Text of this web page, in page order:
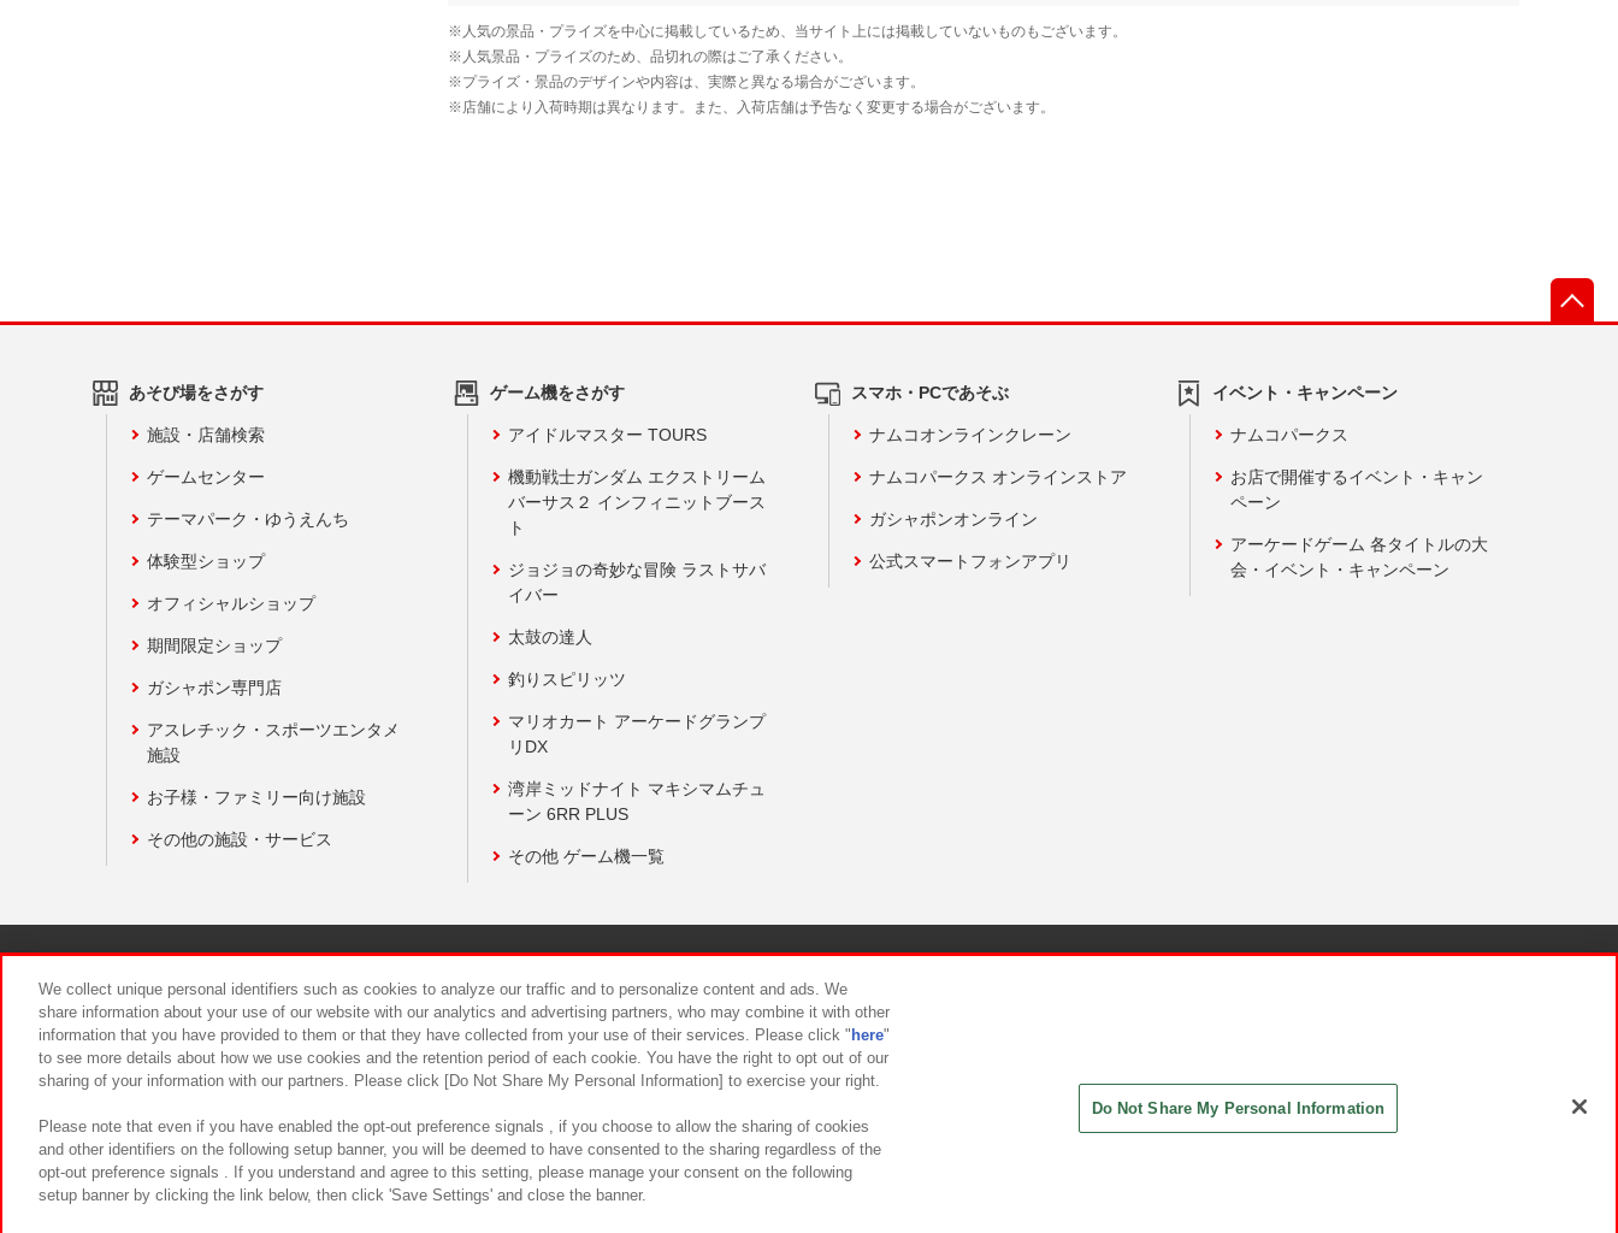
あそび場をさがす
施設・店舗検索
ゲームセンター
テーマパーク・ゆうえんち
体験型ショップ
オフィシャルショップ
期間限定ショップ
ガシャポン専門店
アスレチック・スポーツエンタメ
施設
お子様・ファミリー向け施設
その他の施設・サービス
ゲーム機をさがす
アイドルマスター TOURS
機動戦士ガンダム エクストリーム
バーサス２ インフィニットブース
ト
ジョジョの奇妙な冒険 ラストサバ
イバー
太鼓の達人
釣りスピリッツ
マリオカート アーケードグランプ
リDX
湾岸ミッドナイト マキシマムチュ
ーン 6RR PLUS
その他 ゲーム機一覧
スマホ・PCであそぶ
ナムコオンラインクレーン
ナムコパークス オンラインストア
ガシャポンオンライン
公式スマートフォンアプリ
イベント・キャンペーン
ナムコパークス
お店で開催するイベント・キャン
ペーン
アーケードゲーム 各タイトルの大
会・イベント・キャンペーン
食品のご提供について カスタマーハラスメント対応方針
We collect unique personal identifiers such as cookies to analyze our traffic and to personalize content and ads. We
share information about your use of our website with our analytics and advertising partners, who may combine it with other
information that you have provided to them or that they have collected from your use of their services. Please click " here"
to see more details about how we use cookies and the retention period of each cookie. You have the right to opt out of our
sharing of your information with our partners. Please click [Do Not Share My Personal Information] to exercise your right.
Please note that even if you have enabled the opt-out preference signals , if you choose to allow the sharing of cookies
and other identifiers on the following setup banner, you will be deemed to have consented to the sharing regardless of the
opt-out preference signals . If you understand and agree to this setting, please manage your consent on the following
setup banner by clicking the link below, then click 'Save Settings' and close the banner.
Do Not Share My Personal Information